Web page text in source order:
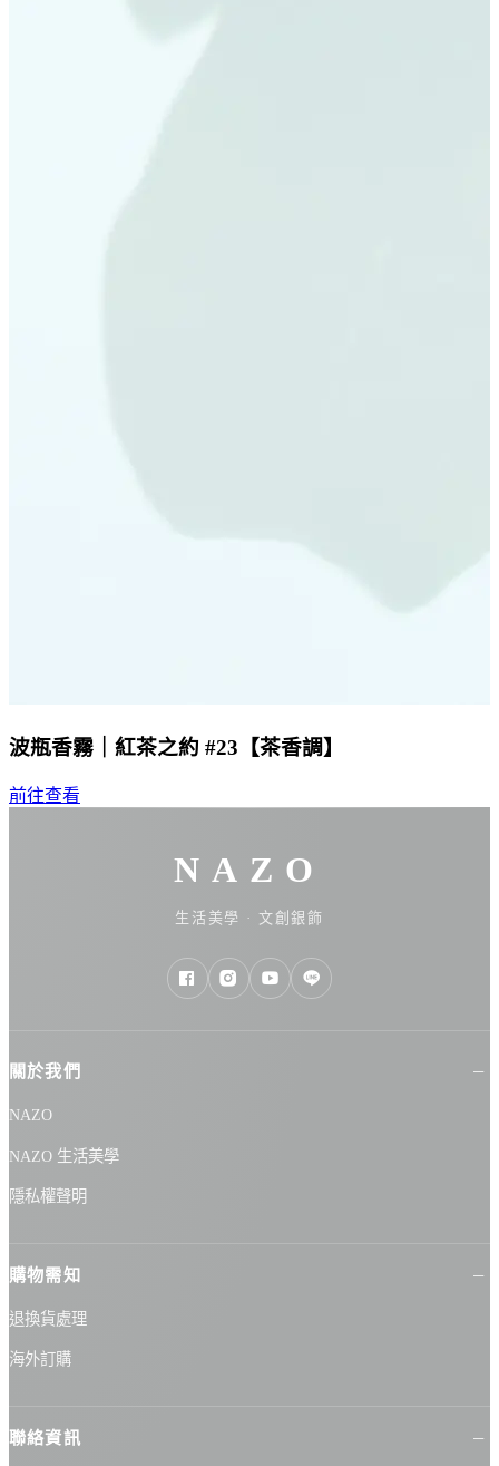
波瓶香霧｜紅茶之約 #23【茶香調】
前往查看
NAZO
生活美學 · 文創銀飾
關於我們
NAZO
NAZO 生活美學
隱私權聲明
購物需知
退換貨處理
海外訂購
聯絡資訊